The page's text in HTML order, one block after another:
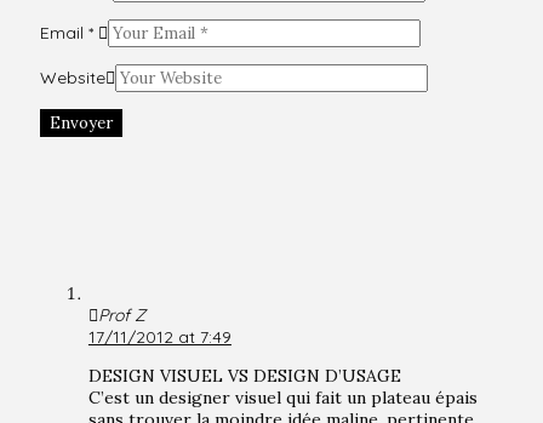
Email *
Website
Envoyer
Prof Z
17/11/2012 at 7:49
DESIGN VISUEL VS DESIGN D’USAGE
C’est un designer visuel qui fait un plateau épais